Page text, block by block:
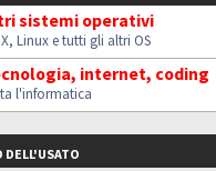
sistemi operativi
X, Linux e tutti gli altri OS
internet, coding
l'informatica
DELL'USATO